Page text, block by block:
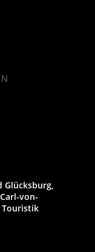
von-
Touristik